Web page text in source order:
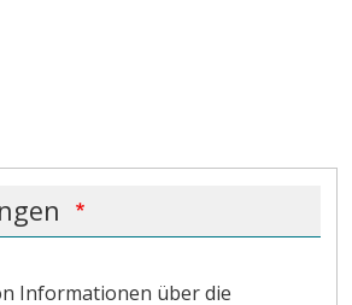
Informationen über die